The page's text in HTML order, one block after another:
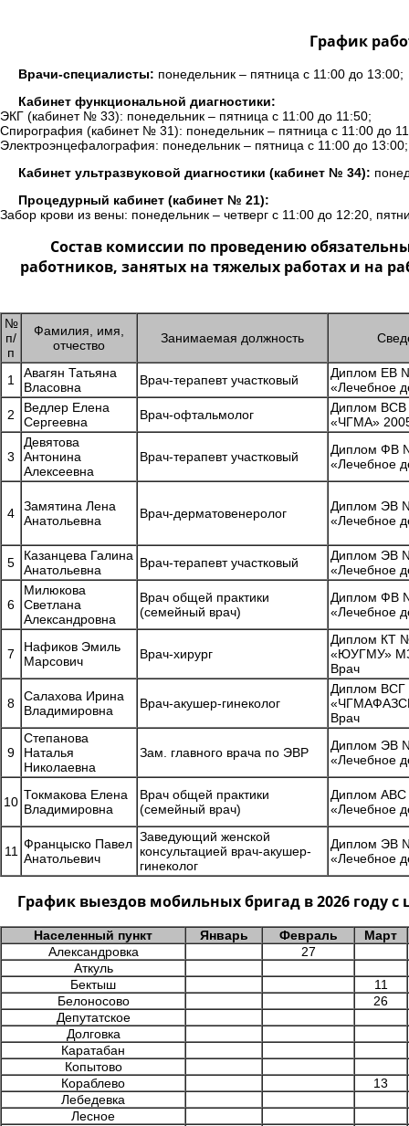
График
Врачи-специалисты: понедельник – пятница с 11:00 до 13:00;
Кабинет функциональной диагностики:
ЭКГ (кабинет № 33): понедельник – пятница с 11:00 до 11:50;
Спирография (кабинет № 31): понедельник – пятница с 11:00 до
Электроэнцефалография: понедельник – пятница с 11:00 до 13:00;
Кабинет ультразвуковой диагностики (кабинет № 34):
Процедурный кабинет (кабинет № 21):
Забор крови из вены: понедельник – четверг с 11:00 до 12:20,
Состав комиссии по проведению
работников, занятых на тяжелых работах и на
№
п/
п
Фамилия, имя,
отчество
Занимаемая должность
1
Авагян Татьяна
Власовна
Врач-терапевт участковый
Диплом ЕВ
«Лечебное
2
Ведлер Елена
Сергеевна
Врач-офтальмолог
Диплом
«ЧГМА»
3
Девятова
Антонина
Алексеевна
Врач-терапевт участковый
Диплом ФВ
«Лечебное
4
Замятина Лена
Анатольевна
Врач-дерматовенеролог
Диплом ЭВ
«Лечебное
5
Казанцева Галина
Анатольевна
Врач-терапевт участковый
Диплом ЭВ
«Лечебное
6
Милюкова
Светлана
Александровна
Врач общей практики
(семейный врач)
Диплом ФВ
«Лечебное
7
Нафиков Эмиль
Марсович
Врач-хирург
Диплом КТ
«ЮУГМУ»
Врач
8
Салахова Ирина
Владимировна
Врач-акушер-гинеколог
Диплом
Врач
9
Степанова
Наталья
Николаевна
Зам. главного врача по ЭВР
Диплом ЭВ
«Лечебное
10 Токмакова Елена
Владимировна
Врач общей практики
(семейный врач)
Диплом
«Лечебное
11 Францыско Павел
Анатольевич
Заведующий женской
консультацией врач-акушер-
гинеколог
Диплом ЭВ
«Лечебное
График выездов мобильных бригад в 2026 году
Населенный пункт Январь Февраль
Март
Александровка
27
Аткуль
Бектыш
11
Белоносово
26
Депутатское
Долговка
Каратабан
Копытово
Кораблево
13
Лебедевка
Лесное